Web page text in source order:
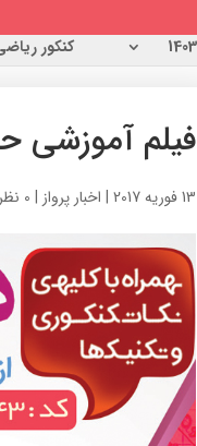
کنکور ریاضی
فیلم آموزشی
13 فوریه 2017 | اخبار پرواز | 0 نظر